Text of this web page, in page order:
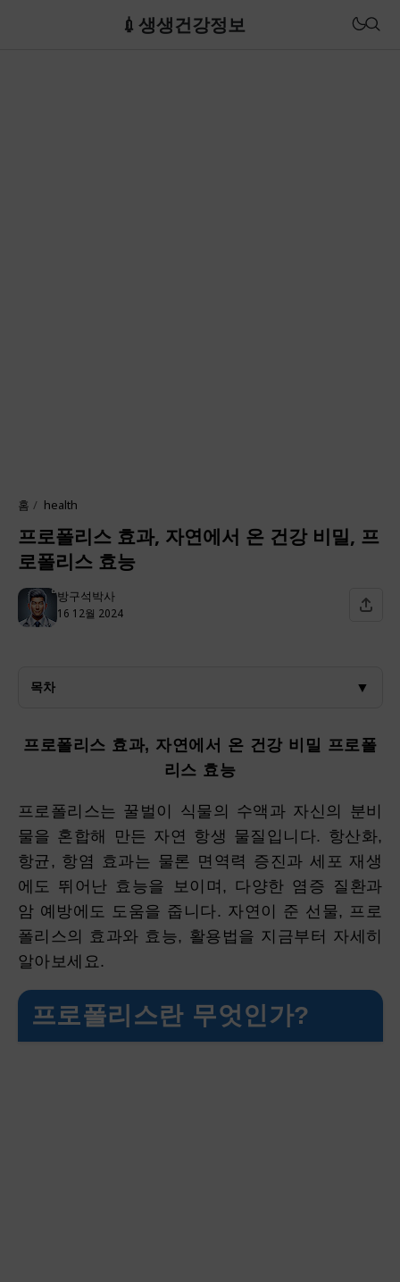
💉생생건강정보
홈 health
프로폴리스 효과, 자연에서 온 건강 비밀, 프
로폴리스 효능
방구석박사
16 12월 2024
목차 ▼
프로폴리스 효과, 자연에서 온 건강 비밀 프로폴
리스 효능
프로폴리스는 꿀벌이 식물의 수액과 자신의 분비
물을 혼합해 만든 자연 항생 물질입니다. 항산화,
항균, 항염 효과는 물론 면역력 증진과 세포 재생
에도 뛰어난 효능을 보이며, 다양한 염증 질환과
암 예방에도 도움을 줍니다. 자연이 준 선물, 프로
폴리스의 효과와 효능, 활용법을 지금부터 자세히
알아보세요.
프로폴리스란 무엇인가?